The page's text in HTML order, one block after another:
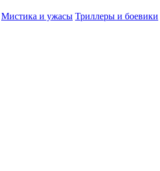
Мистика и ужасы Триллеры и боевики